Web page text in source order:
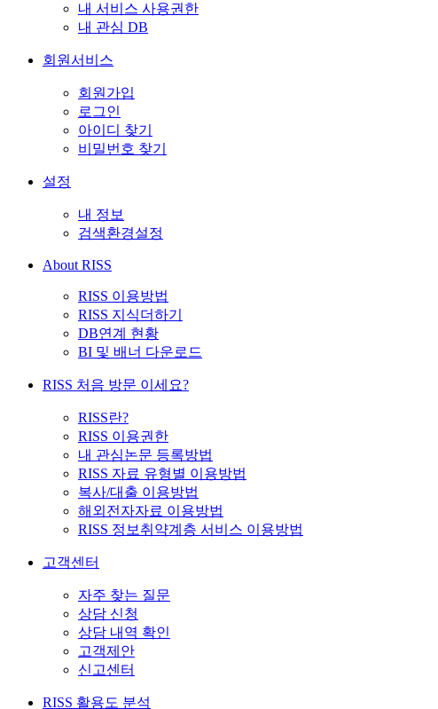
내 서비스 사용권한
내 관심 DB
회원서비스
회원가입
로그인
아이디 찾기
비밀번호 찾기
설정
내 정보
검색환경설정
About RISS
RISS 이용방법
RISS 지식더하기
DB연계 현황
BI 및 배너 다운로드
RISS 처음 방문 이세요?
RISS란?
RISS 이용권한
내 관심논문 등록방법
RISS 자료 유형별 이용방법
복사/대출 이용방법
해외전자자료 이용방법
RISS 정보취약계층 서비스 이용방법
고객센터
자주 찾는 질문
상담 신청
상담 내역 확인
고객제안
신고센터
RISS 활용도 분석